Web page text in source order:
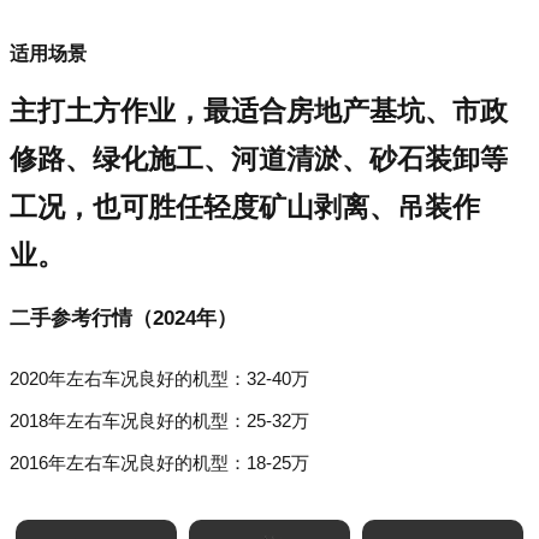
适用场景
主打土方作业，最适合房地产基坑、市政
修路、绿化施工、河道清淤、砂石装卸等
工况，也可胜任轻度矿山剥离、吊装作
业。
二手参考行情（2024年）
2020年左右车况良好的机型：32-40万
2018年左右车况良好的机型：25-32万
2016年左右车况良好的机型：18-25万